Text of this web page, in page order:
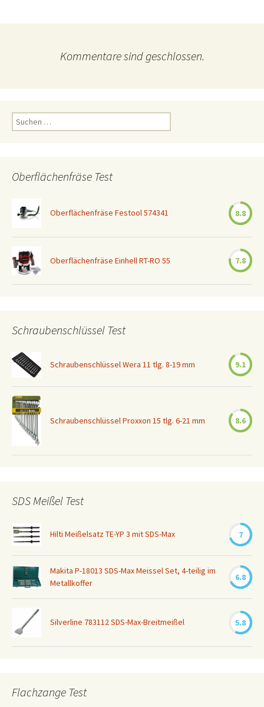
Kommentare sind geschlossen.
Suchen
nach:
Oberflächenfräse Test
Oberflächenfräse Festool 574341 8.8
Oberflächenfräse Einhell RT-RO 55 7.8
Schraubenschlüssel Test
Schraubenschlüssel Wera 11 tlg. 8-19 mm 9.1
Schraubenschlüssel Proxxon 15 tlg. 6-21 mm 8.6
SDS Meißel Test
Hilti Meißelsatz TE-YP 3 mit SDS-Max 7
Makita P-18013 SDS-Max Meissel Set, 4-teilig im
Metallkoffer
6.8
Silverline 783112 SDS-Max-Breitmeißel 5.8
Flachzange Test